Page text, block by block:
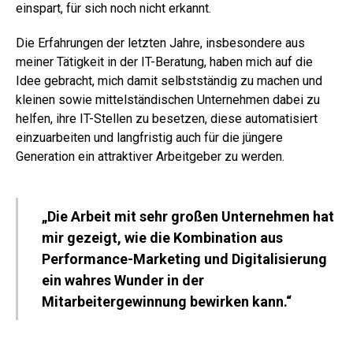
einspart, für sich noch nicht erkannt.
Die Erfahrungen der letzten Jahre, insbesondere aus
meiner Tätigkeit in der IT-Beratung, haben mich auf die
Idee gebracht, mich damit selbstständig zu machen und
kleinen sowie mittelständischen Unternehmen dabei zu
helfen, ihre IT-Stellen zu besetzen, diese automatisiert
einzuarbeiten und langfristig auch für die jüngere
Generation ein attraktiver Arbeitgeber zu werden.
„Die Arbeit mit sehr großen Unternehmen hat
mir gezeigt, wie die Kombination aus
Performance-Marketing und Digitalisierung
ein wahres Wunder in der
Mitarbeitergewinnung bewirken kann.“